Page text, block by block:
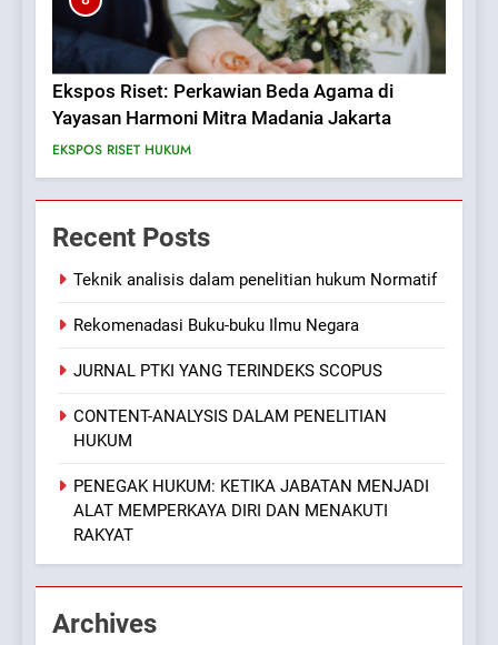
Ekspos Riset: Perkawian Beda Agama di
Yayasan Harmoni Mitra Madania Jakarta
EKSPOS RISET HUKUM
Recent Posts
Teknik analisis dalam penelitian hukum Normatif
Rekomenadasi Buku-buku Ilmu Negara
JURNAL PTKI YANG TERINDEKS SCOPUS
CONTENT-ANALYSIS DALAM PENELITIAN
HUKUM
PENEGAK HUKUM: KETIKA JABATAN MENJADI
ALAT MEMPERKAYA DIRI DAN MENAKUTI
RAKYAT
Archives